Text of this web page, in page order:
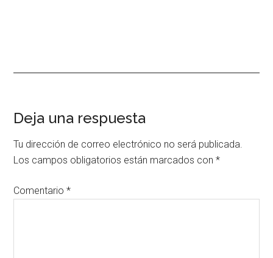
Interacciones
con
los
lectores
Deja una respuesta
Tu dirección de correo electrónico no será publicada.
Los campos obligatorios están marcados con*
Comentario*